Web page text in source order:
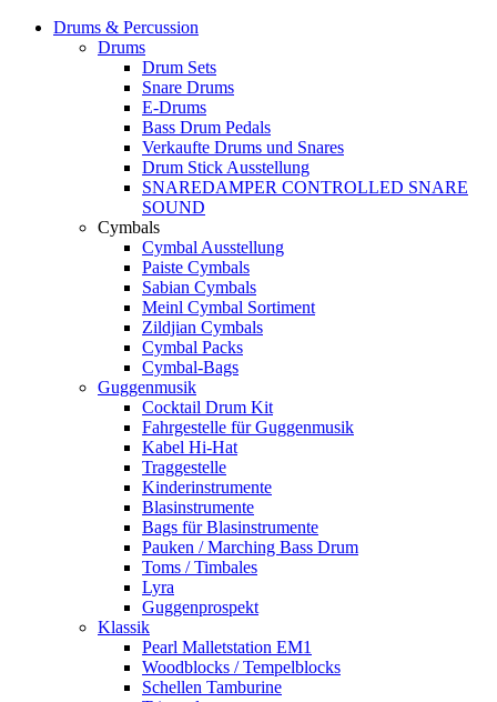
Drums & Percussion
Drums
Drum Sets
Snare Drums
E-Drums
Bass Drum Pedals
Verkaufte Drums und Snares
Drum Stick Ausstellung
SNAREDAMPER CONTROLLED SNARE
SOUND
Cymbals
Cymbal Ausstellung
Paiste Cymbals
Sabian Cymbals
Meinl Cymbal Sortiment
Zildjian Cymbals
Cymbal Packs
Cymbal-Bags
Guggenmusik
Cocktail Drum Kit
Fahrgestelle für Guggenmusik
Kabel Hi-Hat
Traggestelle
Kinderinstrumente
Blasinstrumente
Bags für Blasinstrumente
Pauken / Marching Bass Drum
Toms / Timbales
Lyra
Guggenprospekt
Klassik
Pearl Malletstation EM1
Woodblocks / Tempelblocks
Schellen Tamburine